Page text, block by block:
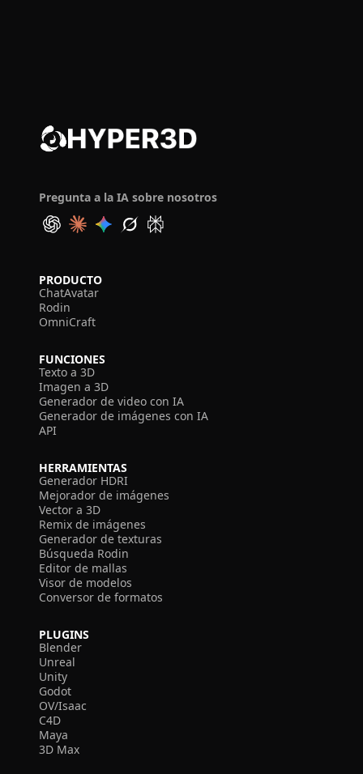
Pregunta a la IA sobre nosotros
PRODUCTO
ChatAvatar
Rodin
OmniCraft
FUNCIONES
Texto a 3D
Imagen a 3D
Generador de video con IA
Generador de imágenes con IA
API
HERRAMIENTAS
Generador HDRI
Mejorador de imágenes
Vector a 3D
Remix de imágenes
Generador de texturas
Búsqueda Rodin
Editor de mallas
Visor de modelos
Conversor de formatos
PLUGINS
Blender
Unreal
Unity
Godot
OV/Isaac
C4D
Maya
3D Max